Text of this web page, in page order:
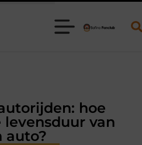
gewoner wordt
hoe
van
auto?